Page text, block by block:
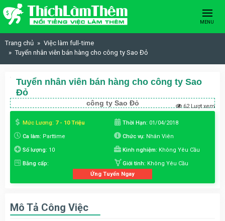
Skip to content
MENU
Trang chủ
Việc làm full-time
Tuyển nhân viên bán hàng cho công ty Sao Đỏ
Tuyển nhân viên bán hàng cho công ty Sao
Đỏ
công ty Sao Đỏ 62 Lượt xem
Mức Lương: 7 - 10 Triệu Thời Hạn: 01/04/2018
Ca làm: Parttime Chức vụ: Nhân Viên
Số lượng: 10 Kinh nghiệm: Không Yêu Cầu
Bằng cấp: Giới tính: Không Yêu Cầu
Ứng Tuyển Ngay
Mô Tả Công Việc